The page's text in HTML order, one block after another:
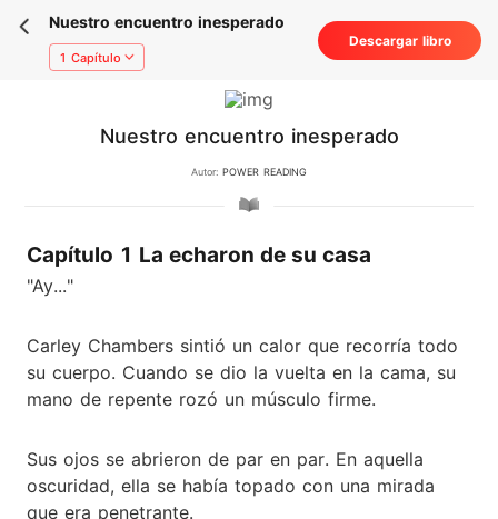
Nuestro encuentro inesperado
1 Capítulo
Descargar libro
Nuestro encuentro inesperado
Autor: POWER READING
Capítulo 1 La echaron de su casa
"Ay..."
Carley Chambers sintió un calor que recorría todo
su cuerpo. Cuando se dio la vuelta en la cama, su
mano de repente rozó un músculo firme.
Sus ojos se abrieron de par en par. En aquella
oscuridad, ella se había topado con una mirada
que era penetrante.